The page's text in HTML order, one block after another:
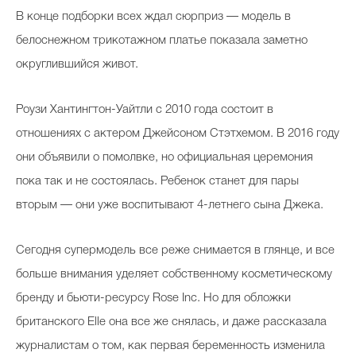
В конце подборки всех ждал сюрприз — модель в
белоснежном трикотажном платье показала заметно
округлившийся живот.
Роузи Хантингтон-Уайтли с 2010 года состоит в
отношениях с актером Джейсоном Стэтхемом. В 2016 году
они объявили о помолвке, но официальная церемония
пока так и не состоялась. Ребенок станет для пары
вторым — они уже воспитывают 4-летнего сына Джека.
Сегодня супермодель все реже снимается в глянце, и все
больше внимания уделяет собственному косметическому
бренду и бьюти-ресурсу Rose Inc. Но для обложки
британского Elle она все же снялась, и даже рассказала
журналистам о том, как первая беременность изменила